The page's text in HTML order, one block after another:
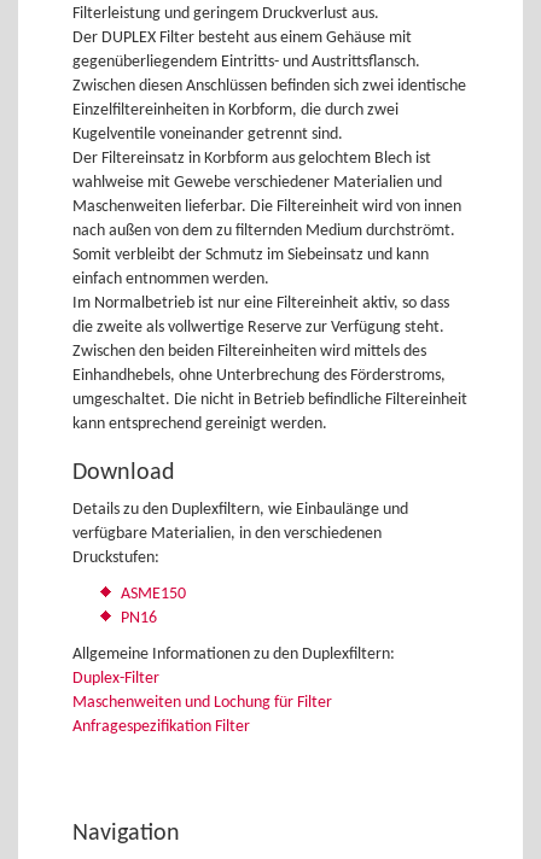
Filterleistung und geringem Druckverlust aus.
Der DUPLEX Filter besteht aus einem Gehäuse mit
gegenüberliegendem Eintritts- und Austrittsflansch.
Zwischen diesen Anschlüssen befinden sich zwei identische
Einzelfiltereinheiten in Korbform, die durch zwei
Kugelventile voneinander getrennt sind.
Der Filtereinsatz in Korbform aus gelochtem Blech ist
wahlweise mit Gewebe verschiedener Materialien und
Maschenweiten lieferbar. Die Filtereinheit wird von innen
nach außen von dem zu filternden Medium durchströmt.
Somit verbleibt der Schmutz im Siebeinsatz und kann
einfach entnommen werden.
Im Normalbetrieb ist nur eine Filtereinheit aktiv, so dass
die zweite als vollwertige Reserve zur Verfügung steht.
Zwischen den beiden Filtereinheiten wird mittels des
Einhandhebels, ohne Unterbrechung des Förderstroms,
umgeschaltet. Die nicht in Betrieb befindliche Filtereinheit
kann entsprechend gereinigt werden.
Download
Details zu den Duplexfiltern, wie Einbaulänge und
verfügbare Materialien, in den verschiedenen
Druckstufen:
ASME150
PN16
Allgemeine Informationen zu den Duplexfiltern:
Duplex-Filter
Maschenweiten und Lochung für Filter
Anfragespezifikation Filter
Navigation